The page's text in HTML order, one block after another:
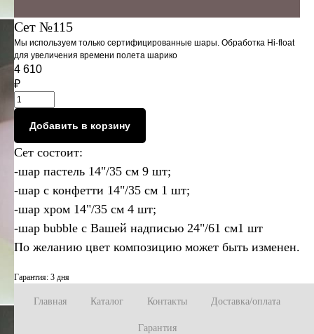
Сет №115
Мы используем только сертифицированные шары. Обработка Hi-float
для увеличения времени полета шарико
4 610
₽
Добавить в корзину
Сет состоит:
-шар пастель 14"/35 см 9 шт;
-шар с конфетти 14"/35 см 1 шт;
-шар хром 14"/35 см 4 шт;
-шар bubble c Вашей надписью 24"/61 см1 шт
По желанию цвет композицию может быть изменен.
Гарантия: 3 дня
Главная Каталог Контакты Доставка/оплата
Гарантия